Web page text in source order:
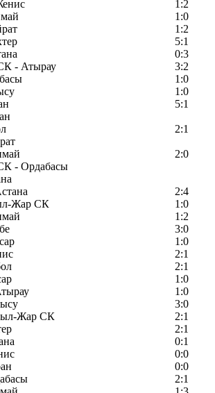
1:2
1:0
1:2
5:1
0:3
- Атырау
3:2
1:0
1:0
5:1
2:1
2:0
- Ордабасы
2:4
Жар СК
1:0
1:2
3:0
1:0
2:1
2:1
1:0
1:0
3:0
Жар СК
2:1
2:1
0:1
0:0
0:0
2:1